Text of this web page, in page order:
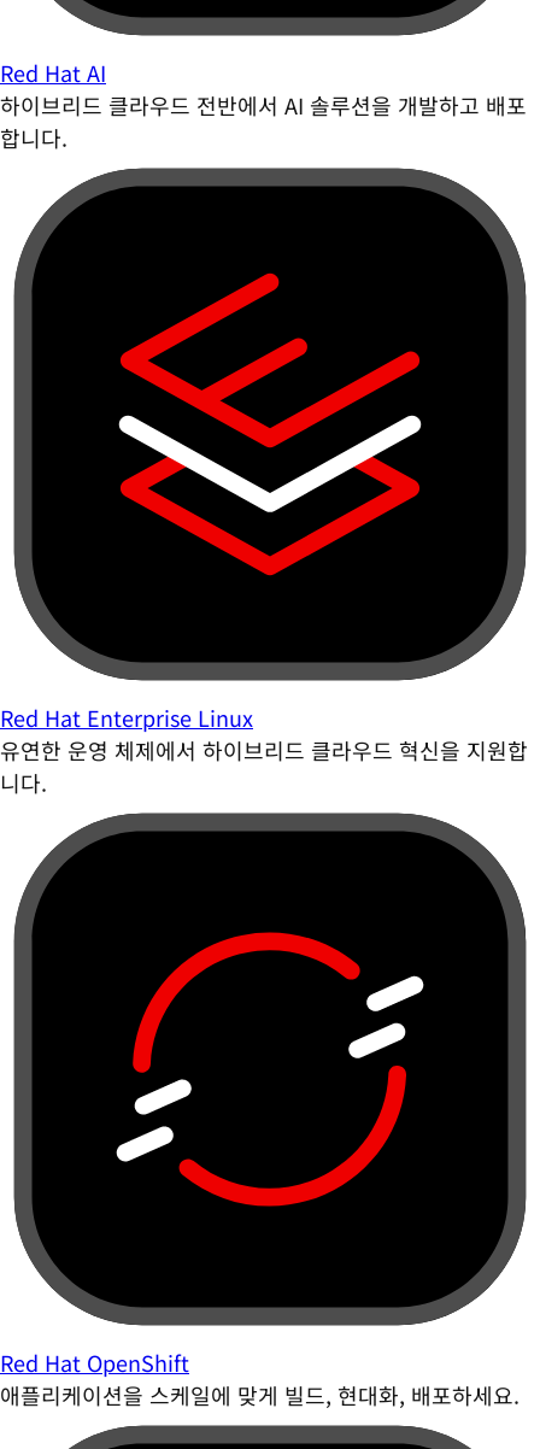
Red Hat AI
하이브리드 클라우드 전반에서 AI 솔루션을 개발하고 배포
합니다.
Red Hat Enterprise Linux
유연한 운영 체제에서 하이브리드 클라우드 혁신을 지원합
니다.
Red Hat OpenShift
애플리케이션을 스케일에 맞게 빌드, 현대화, 배포하세요.